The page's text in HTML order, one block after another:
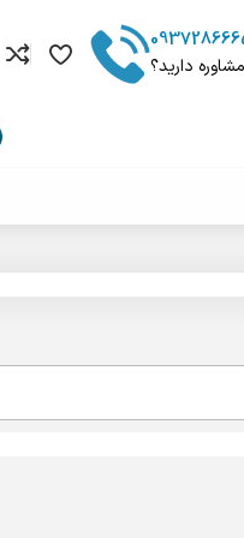
دارید؟